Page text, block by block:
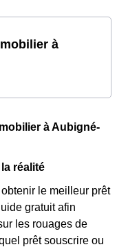
à
à Aubigné-
réalité
le meilleur prêt
gratuit afin
les rouages de
prêt souscrire ou